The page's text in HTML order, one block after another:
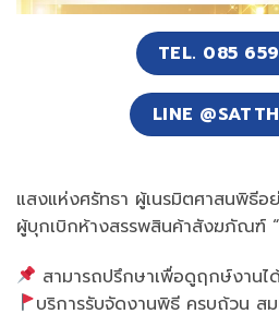
TEL. 085
LINE
แสงแห่งศรัทธา ผู้เนรมิตศาสนพิธีอ
ผู้บุกเบิกห้างสรรพสินค้าสังฆภัณฑ์ “เ
สามารถปรึกษาเพื่อดูฤกษ์งานไ
บริการรับจัดงานพิธี ครบถ้วน ส